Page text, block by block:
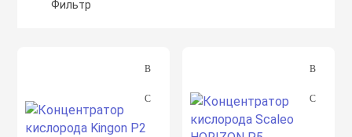
(инвазивная
Фильтр